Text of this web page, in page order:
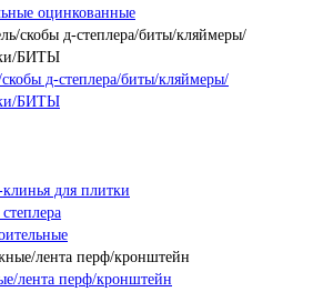
оцинкованные
д-степлера/биты/кляймеры/
БИТЫ
для плитки
лента перф/кронштейн